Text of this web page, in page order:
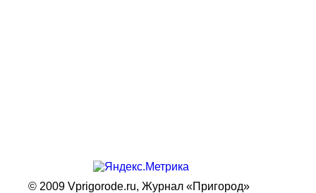
© 2009 Vprigorode.ru, Журнал «Пригород»